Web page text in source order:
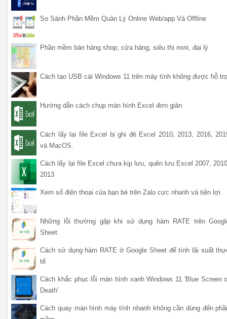
So Sánh Phần Mềm Quản Lý Online Web/app Và Offline
Phần mềm bán hàng shop, cửa hàng, siêu thị mini, đại lý
Cách tạo USB cài Windows 11 trên máy tính không được hỗ
Hướng dẫn cách chụp màn hình Excel đơn giản
Cách lấy lại file Excel bị ghi đè Excel 2010, 2013, 2016,
và MacOS.
Cách lấy lại file Excel chưa kịp lưu, quên lưu Excel 2007,
2013
Xem số điện thoại của bạn bè trên Zalo cực nhanh và tiện lợi
Những lỗi thường gặp khi sử dụng hàm RATE trên
Sheet
Cách sử dụng hàm RATE ở Google Sheet để tính lãi suất
tế
Cách khắc phục lỗi màn hình xanh Windows 11 'Blue Screen
Death'
Cách quay màn hình máy tính nhanh không cần dùng đến